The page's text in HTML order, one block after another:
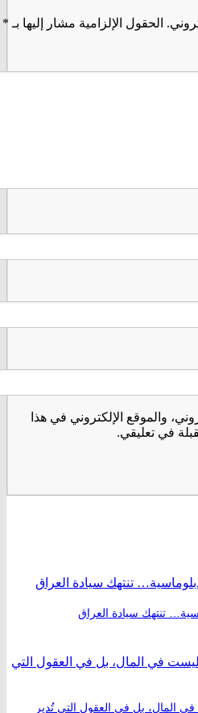
الحقول الإلزامية مشار إليها بـ*
الإلكتروني في هذا
تعليقي.
سيادة العراق
بل في العقول التي تُدير